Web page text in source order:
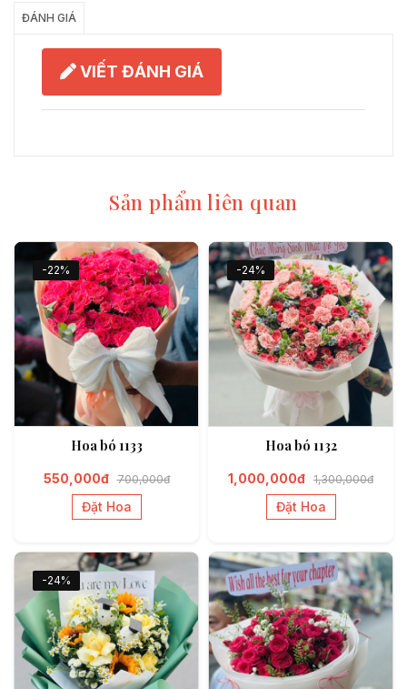
ĐÁNH GIÁ
VIẾT ĐÁNH GIÁ
Sản phẩm liên quan
-22%
Hoa bó 1133
550,000đ 700,000đ
Đặt Hoa
-24%
Hoa bó 1132
1,000,000đ 1,300,000đ
Đặt Hoa
-24%